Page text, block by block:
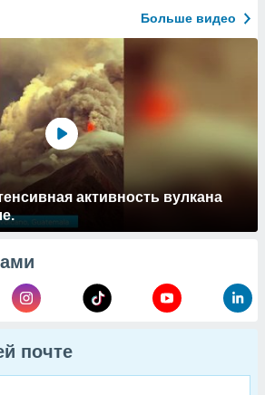
Больше видео
активность вулкана
почте